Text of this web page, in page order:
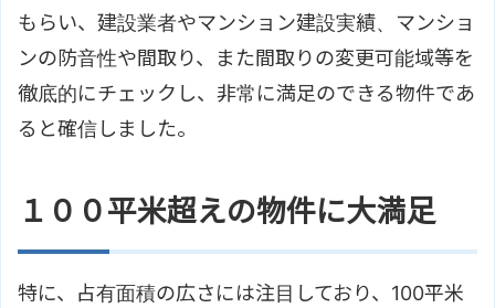
もらい、建設業者やマンション建設実績、マンショ
ンの防音性や間取り、また間取りの変更可能域等を
徹底的にチェックし、非常に満足のできる物件であ
ると確信しました。
１００平米超えの物件に大満足
特に、占有面積の広さには注目しており、100平米